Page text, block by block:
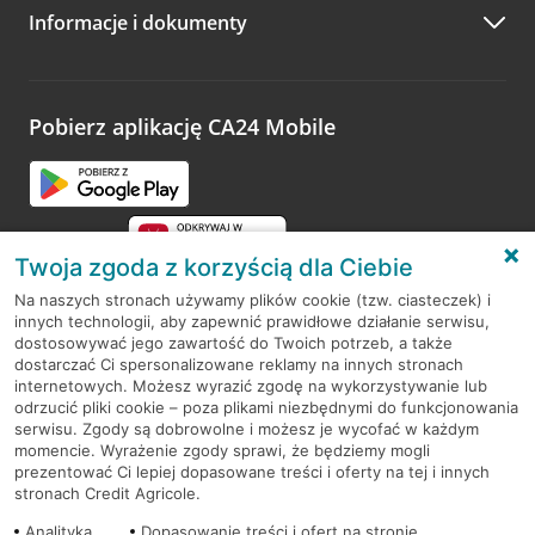
Zachęcamy do podzielenia się z nami opinią o wizycie.
opinie.
Informacje i dokumenty
Pobierz aplikację CA24 Mobile
RODO
Regulamin serwisu
Mapa serwisu
PolitykaCookies
Twoja zgoda z korzyścią dla Ciebie
Na naszych stronach używamy plików cookie (tzw. ciasteczek) i
innych technologii, aby zapewnić prawidłowe działanie serwisu,
dostosowywać jego zawartość do Twoich potrzeb, a także
dostarczać Ci spersonalizowane reklamy na innych stronach
internetowych. Możesz wyrazić zgodę na wykorzystywanie lub
odrzucić pliki cookie – poza plikami niezbędnymi do funkcjonowania
serwisu. Zgody są dobrowolne i możesz je wycofać w każdym
momencie. Wyrażenie zgody sprawi, że będziemy mogli
prezentować Ci lepiej dopasowane treści i oferty na tej i innych
stronach Credit Agricole.